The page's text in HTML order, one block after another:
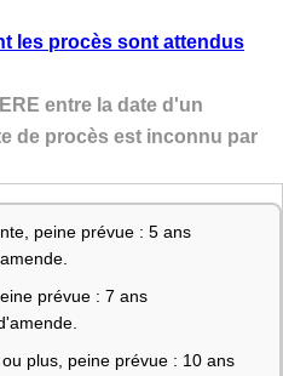
entre la date d'un
de procès est inconnu par
peine prévue : 5 ans
prévue : 7 ans
plus, peine prévue : 10 ans